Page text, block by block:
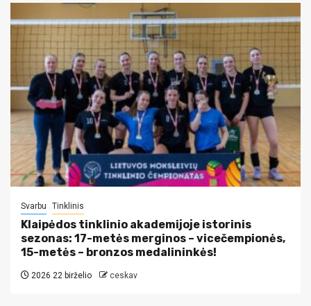
Svarbu Tinklinis
Klaipėdos tinklinio akademijoje istorinis
sezonas: 17-metės merginos – vicečempionės,
15-metės – bronzos medalininkės!
2026 22 birželio ceskav